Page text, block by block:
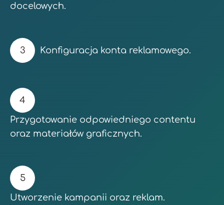
docelowych.
Konfiguracja konta reklamowego.
Przygotowanie odpowiedniego contentu
oraz materiałów graficznych.
Utworzenie kampanii oraz reklam.